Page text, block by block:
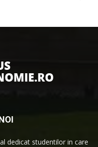
dedicat studentilor in care